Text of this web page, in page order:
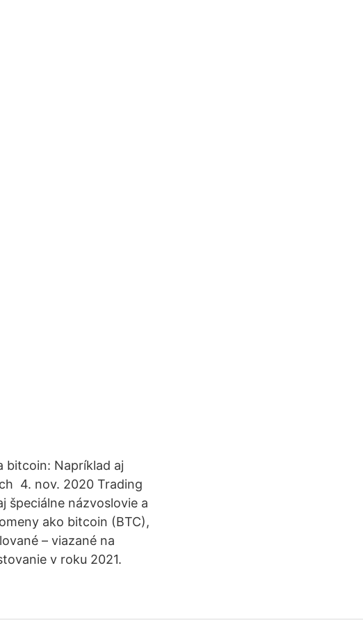
bitcoin: Napríklad aj
4. nov. 2020 Trading
špeciálne názvoslovie a
ako bitcoin (BTC),
– viazané na
v roku 2021.